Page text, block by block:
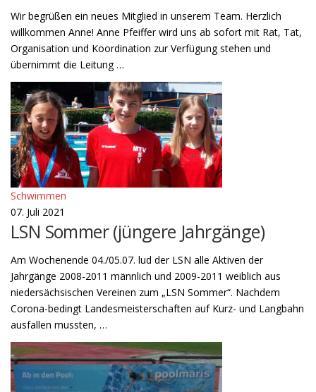
Wir begrüßen ein neues Mitglied in unserem Team. Herzlich
willkommen Anne! Anne Pfeiffer wird uns ab sofort mit Rat, Tat,
Organisation und Koordination zur Verfügung stehen und
übernimmt die Leitung …
Schwimmen
07. Juli 2021
LSN Sommer (jüngere Jahrgänge)
Am Wochenende 04./05.07. lud der LSN alle Aktiven der
Jahrgänge 2008-2011 männlich und 2009-2011 weiblich aus
niedersächsischen Vereinen zum „LSN Sommer“. Nachdem
Corona-bedingt Landesmeisterschaften auf Kurz- und Langbahn
ausfallen mussten, …